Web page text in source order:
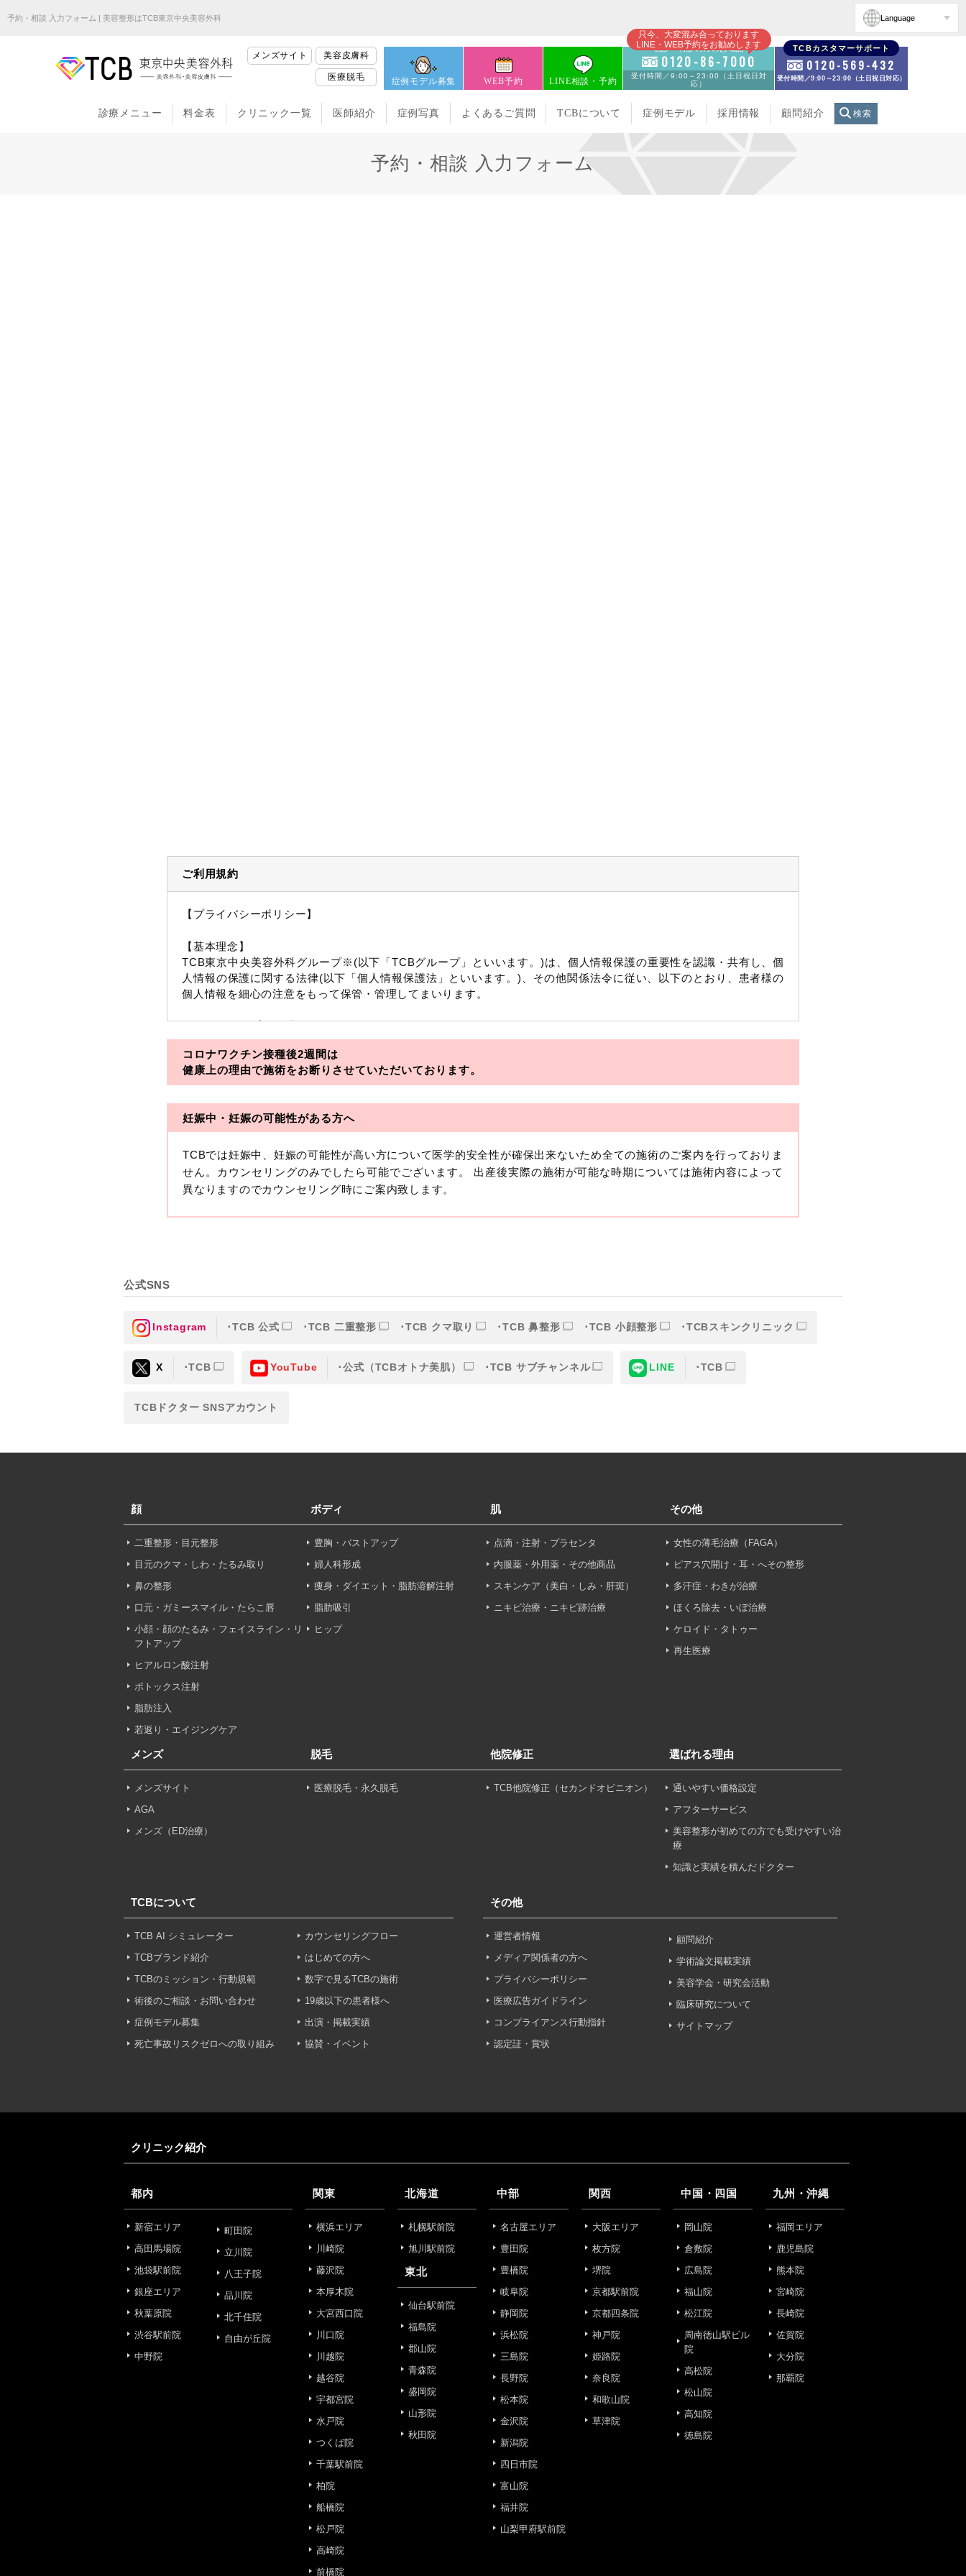
予約・相談 入力フォーム | 美容整形はTCB東京中央美容外科 Language
メンズサイト 美容皮膚科
医療脱毛 症例モデル募集 WEB予約 LINE相談・予約
只今、大変混み合っております
LINE・WEB予約をお勧めします
初診・再診の方のお電話
0120-86-7000
受付時間／9:00～23:00（土日祝日対
応）
TCBカスタマーサポート
0120-569-432
受付時間／9:00～23:00（土日祝日対応）
診療メニュー 料金表 クリニック一覧 医師紹介 症例写真 よくあるご質問 TCBについて 症例モデル 採用情報 顧問紹介 検索
予約・相談 入力フォーム
ご利用規約
【プライバシーポリシー】
【基本理念】
TCB東京中央美容外科グループ※(以下「TCBグループ」といいます。)は、個人情報保護の重要性を認識・共有し、個
人情報の保護に関する法律(以下「個人情報保護法」といいます。)、その他関係法令に従い、以下のとおり、患者様の
個人情報を細心の注意をもって保管・管理してまいります。
※TCBグループとは以下を総称していいます。
・一般社団法人メディカルアライアンス
・医療法人社団メディカルフロンティア
・医療法人社団創彩会
【定義】
本プライバシーポリシーにおいて「個人情報」とは、生存する個人に関する情報であって、当該情報に含まれる氏名、
生年月日その他の記述等により特定の個人を識別できるもの又は個人識別符号（個人情報保護委員会の政令に準じま
収集した患者様に関する情報には、単独のままでは特定の個人を識別できない情報もありますが、他の情報と組み合わ
TCBグループが【利用目的】に定める目的を達成するために取得する情報には、次のものが含まれます（以下①ないし
・氏名、生年月日、メールアドレス、電話番号
・その他、特定の個人を識別することができる情報
患者様の同意を得た上で、以下の情報をパブリックDMP事業者およびアフィリエイトサービスプロバイダ等の第三者
から取得し、TCBグループが既に有している患者様の個人情報と紐づける場合があります。
【利用目的】
・クリニックの来院予約、医療サービスの提供、医療関連商品の販売、アフターケア対応、これらに付随する諸対応等
のサービス提供のため
・医療サービスの提供に関する他の医療機関、検査機関及び研究機関との連携のため
・サービス向上を目的とした医療サービス・販売する医療関連商品に関する患者様へのアンケートの送受信及びこれに
・閲覧記録等から趣味・嗜好を分析した情報を使用しての広告に利用するため
・患者様のサービス利用状況の分析及び症例研究のため
・広告、宣伝、マーケティングのため
TCBグループは、取り扱う個人情報を、厳正な管理の下に蓄積・保管し、当該個人情報への不正アクセス・紛失・破
壊・改ざんおよび漏洩等を防止するため、必要かつ適切な組織的・人的・物理的・技術的防御措置を講じます。
【個人情報の共同利用について】
TCBグループは、【利用目的】達成に必要な範囲で、取得情報を共同して利用することがあります。
一般社団法人メディカルアライアンス
①共同して利用される情報
【取得する情報】に規定されている取得情報
②共同して利用する者の範囲
【基本理念】に規定するTCBグループ
③共同利用する者の利用目的
【利用目的】の達成のため
TCBグループは、【利用目的】の達成に必要な範囲内において、取得情報の取扱いの全部または一部を外部の業務委託
先に委託することがあります。取得情報の取り扱いを委託する場合、委託先との間で、個人情報の保護に関する取り決
めを行い、契約にあたっては取得情報が適正に管理されるよう確保します。
TCBグループは、個人情報保護法その他の法令により認められる場合を除き、患者様の同意なしに、取得情報を委託先
以外の第三者に開示・提供することはありません。
【個人情報の開示・訂正・利用停止について】
TCBグループは、本人の申し出により個人情報に関する開示、訂正、更新、削除、利用停止その他お問い合わせについ
て、これを適切に対応します。
個人情報お問合せフォーム
コロナワクチン接種後2週間は
健康上の理由で施術をお断りさせていただいております。
妊娠中・妊娠の可能性がある方へ
TCBでは妊娠中、妊娠の可能性が高い方について医学的安全性が確保出来ないため全ての施術のご案内を行っておりま
せん。カウンセリングのみでしたら可能でございます。 出産後実際の施術が可能な時期については施術内容によって
異なりますのでカウンセリング時にご案内致します。
公式SNS
Instagram TCB 公式 TCB 二重整形 TCB クマ取り TCB 鼻整形 TCB 小顔整形 TCBスキンクリニック
X TCB YouTube 公式（TCBオトナ美肌） TCB サブチャンネル LINE TCB
TCBドクター SNSアカウント
顔
二重整形・目元整形
目元のクマ・しわ・たるみ取り
鼻の整形
口元・ガミースマイル・たらこ唇
小顔・顔のたるみ・フェイスライン・リ
フトアップ
ヒアルロン酸注射
ボトックス注射
脂肪注入
若返り・エイジングケア
ボディ
豊胸・バストアップ
婦人科形成
痩身・ダイエット・脂肪溶解注射
脂肪吸引
ヒップ
肌
点滴・注射・プラセンタ
内服薬・外用薬・その他商品
スキンケア（美白・しみ・肝斑）
ニキビ治療・ニキビ跡治療
その他
女性の薄毛治療（FAGA）
ピアス穴開け・耳・へその整形
多汗症・わきが治療
ほくろ除去・いぼ治療
ケロイド・タトゥー
再生医療
メンズ
メンズサイト
AGA
メンズ（ED治療）
脱毛
医療脱毛・永久脱毛
他院修正
TCB他院修正（セカンドオピニオン）
選ばれる理由
通いやすい価格設定
アフターサービス
美容整形が初めての方でも受けやすい治
療
知識と実績を積んだドクター
TCBについて
TCB AI シミュレーター
TCBブランド紹介
TCBのミッション・行動規範
術後のご相談・お問い合わせ
症例モデル募集
死亡事故リスクゼロへの取り組み
カウンセリングフロー
はじめての方へ
数字で見るTCBの施術
19歳以下の患者様へ
出演・掲載実績
協賛・イベント
その他
運営者情報
メディア関係者の方へ
プライバシーポリシー
医療広告ガイドライン
コンプライアンス行動指針
認定証・賞状
顧問紹介
学術論文掲載実績
美容学会・研究会活動
臨床研究について
サイトマップ
クリニック紹介
都内
新宿エリア
高田馬場院
池袋駅前院
銀座エリア
秋葉原院
渋谷駅前院
中野院
町田院
立川院
八王子院
品川院
北千住院
自由が丘院
関東
横浜エリア
川崎院
藤沢院
本厚木院
大宮西口院
川口院
川越院
越谷院
宇都宮院
水戸院
つくば院
千葉駅前院
柏院
船橋院
松戸院
高崎院
前橋院
北海道
札幌駅前院
旭川駅前院
東北
仙台駅前院
福島院
郡山院
青森院
盛岡院
山形院
秋田院
中部
名古屋エリア
豊田院
豊橋院
岐阜院
静岡院
浜松院
三島院
長野院
松本院
金沢院
新潟院
四日市院
富山院
福井院
山梨甲府駅前院
関西
大阪エリア
枚方院
堺院
京都駅前院
京都四条院
神戸院
姫路院
奈良院
和歌山院
草津院
中国・四国
岡山院
倉敷院
広島院
福山院
松江院
周南徳山駅ビル
院
高松院
松山院
高知院
徳島院
九州・沖縄
福岡エリア
鹿児島院
熊本院
宮崎院
長崎院
佐賀院
大分院
那覇院